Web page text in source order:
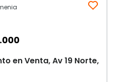
en Venta, Av 19 Norte,